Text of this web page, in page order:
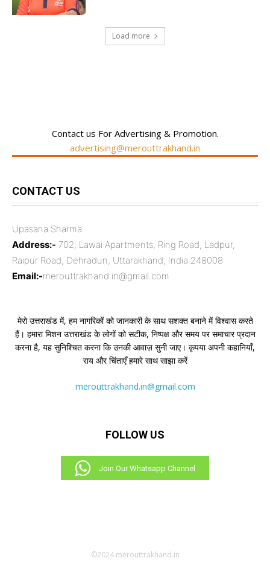
Load more
Contact us For Advertising & Promotion.
advertising@merouttrakhand.in
CONTACT US
Upasana Sharma
Address:- 702, Lawai Apartments, Ring Road, Ladpur,
Raipur Road, Dehradun, Uttarakhand, India 248008
Email:-merouttrakhand.in@gmail.com
मेरो उत्तराखंड में, हम नागरिकों को जानकारी के साथ सशक्त बनाने में विश्वास करते
हैं। हमारा मिशन उत्तराखंड के लोगों को सटीक, निष्पक्ष और समय पर समाचार प्रदान
करना है, यह सुनिश्चित करना कि उनकी आवाज़ सुनी जाए। कृपया अपनी कहानियाँ,
राय और चिंताएँ हमारे साथ साझा करें
merouttrakhand.in@gmail.com
FOLLOW US
Join Our Whatsapp Channel
©2024 merouttrakhand.in